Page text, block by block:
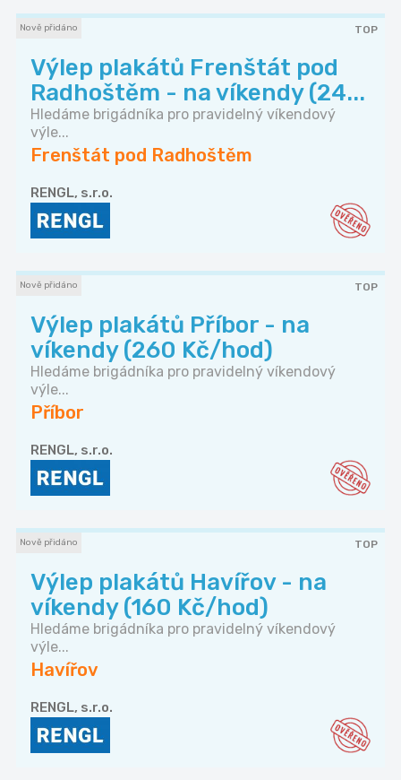
Nově přidáno TOP
Výlep plakátů Frenštát pod
Radhoštěm - na víkendy (24...
Hledáme brigádníka pro pravidelný víkendový
výle...
Frenštát pod Radhoštěm
RENGL, s.r.o.
Nově přidáno TOP
Výlep plakátů Příbor - na
víkendy (260 Kč/hod)
Hledáme brigádníka pro pravidelný víkendový
výle...
Příbor
RENGL, s.r.o.
Nově přidáno TOP
Výlep plakátů Havířov - na
víkendy (160 Kč/hod)
Hledáme brigádníka pro pravidelný víkendový
výle...
Havířov
RENGL, s.r.o.